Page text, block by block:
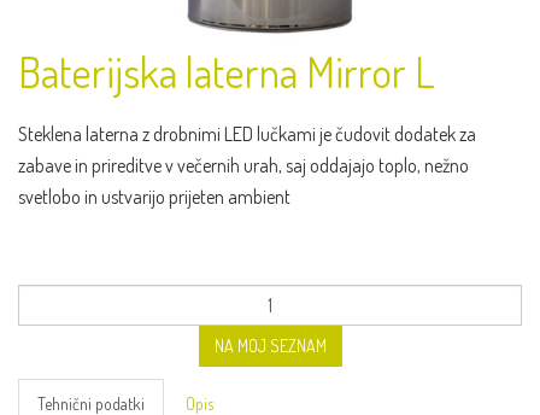
Baterijska laterna Mirror L
Steklena laterna z drobnimi LED lučkami je čudovit dodatek za
zabave in prireditve v večernih urah, saj oddajajo toplo, nežno
svetlobo in ustvarijo prijeten ambient
NA MOJ SEZNAM
Tehnični podatki Opis